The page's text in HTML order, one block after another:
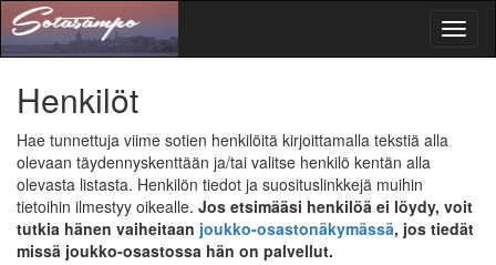
Henkilöt
Hae tunnettuja viime sotien henkilöitä kirjoittamalla tekstiä alla
olevaan täydennyskenttään ja/tai valitse henkilö kentän alla
olevasta listasta. Henkilön tiedot ja suosituslinkkejä muihin
tietoihin ilmestyy oikealle. Jos etsimääsi henkilöä ei löydy, voit
tutkia hänen vaiheitaan joukko-osastonäkymässä, jos tiedät
missä joukko-osastossa hän on palvellut.